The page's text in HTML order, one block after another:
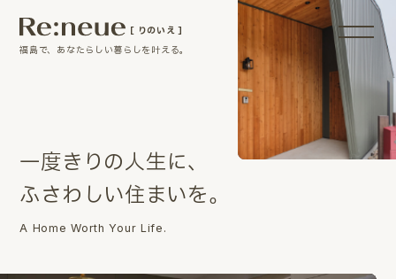
［ りのいえ ］
福島で、あなたらしい暮らしを叶える。
一度き りの人生に、
ふさわ しい住まいを。
A Home Worth Your Life.